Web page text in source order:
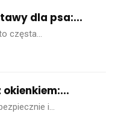
dla psa:...
częsta…
i…